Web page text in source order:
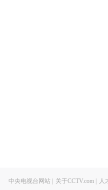
中央电视台网站 关于CCTV.com 人